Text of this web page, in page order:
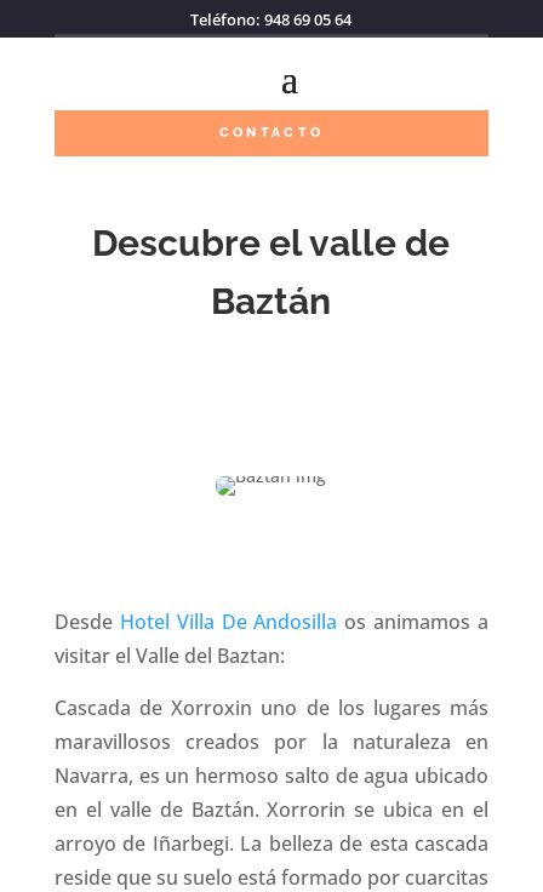
Teléfono: 948 69 05 64
CONTACTO
Descubre el valle de
Baztán
Desde Hotel Villa De Andosilla os animamos a
visitar el Valle del Baztan:
Cascada de Xorroxin uno de los lugares más
maravillosos creados por la naturaleza en
Navarra, es un hermoso salto de agua ubicado
en el valle de Baztán. Xorrorin se ubica en el
arroyo de Iñarbegi. La belleza de esta cascada
reside que su suelo está formado por cuarcitas